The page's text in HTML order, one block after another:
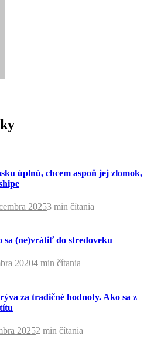
úplnú, chcem aspoň jej zlomok,
20253 min čítania
sa (ne)vrátiť do stredoveku
20204 min čítania
za tradičné hodnoty. Ako sa z
20252 min čítania